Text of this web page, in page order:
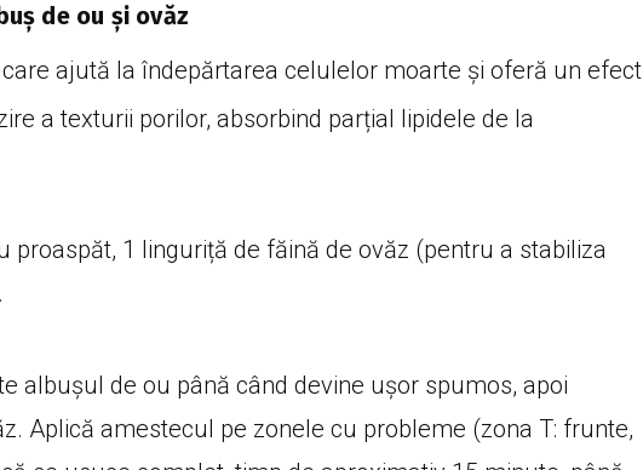
de ou și ovăz
ajută la îndepărtarea celulelor moarte și oferă un efect
a texturii porilor, absorbind parțial lipidele de la
proaspăt, 1 linguriță de făină de ovăz (pentru a stabiliza
albușul de ou până când devine ușor spumos, apoi
Aplică amestecul pe zonele cu probleme (zona T: frunte,